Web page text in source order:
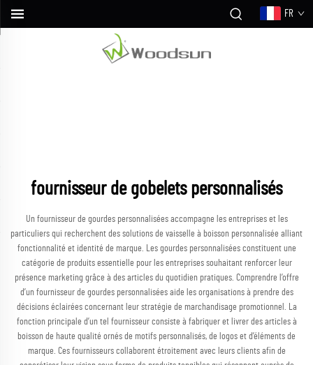
FR
fournisseur de gobelets personnalisés
Un fournisseur de gourdes personnalisées accompagne les entreprises et les
particuliers qui recherchent des solutions de vaisselle à boisson personnalisée alliant
fonctionnalité et identité de marque. Les gourdes personnalisées constituent une
catégorie de produits essentielle pour les entreprises souhaitant renforcer leur
présence marketing grâce à des articles du quotidien pratiques. Comprendre l’offre
d’un fournisseur de gourdes personnalisées aide les organisations à prendre des
décisions éclairées concernant leur stratégie de marchandisage promotionnel. La
fonction principale d’un tel fournisseur consiste à fabriquer et livrer des articles à
boisson de haute qualité ornés de motifs personnalisés, de logos et d’éléments de
marque. Ces fournisseurs collaborent étroitement avec leurs clients afin de